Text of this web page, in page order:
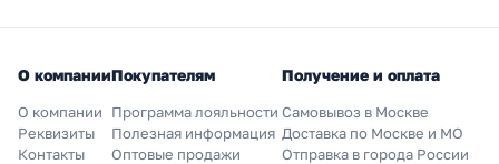
О компании
О компании
Реквизиты
Контакты
Покупателям
Программа лояльности
Полезная информация
Оптовые продажи
Получение и оплата
Самовывоз в Москве
Доставка по Москве и МО
Отправка в города России